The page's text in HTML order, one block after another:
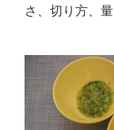
さ、切り方、